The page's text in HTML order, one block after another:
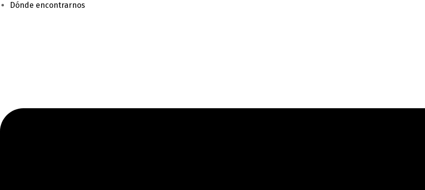
Dónde encontrarnos